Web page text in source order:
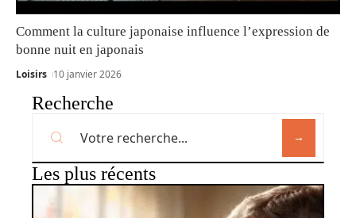
Comment la culture japonaise influence l’expression de
bonne nuit en japonais
Loisirs 10 janvier 2026
Recherche
Les plus récents